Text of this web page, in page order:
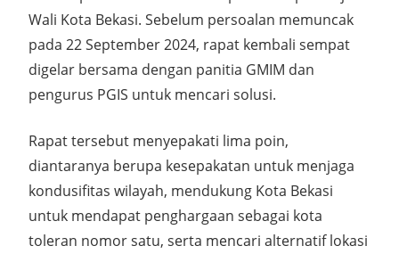
Wali Kota Bekasi. Sebelum persoalan memuncak
pada 22 September 2024, rapat kembali sempat
digelar bersama dengan panitia GMIM dan
pengurus PGIS untuk mencari solusi.
Rapat tersebut menyepakati lima poin,
diantaranya berupa kesepakatan untuk menjaga
kondusifitas wilayah, mendukung Kota Bekasi
untuk mendapat penghargaan sebagai kota
toleran nomor satu, serta mencari alternatif lokasi